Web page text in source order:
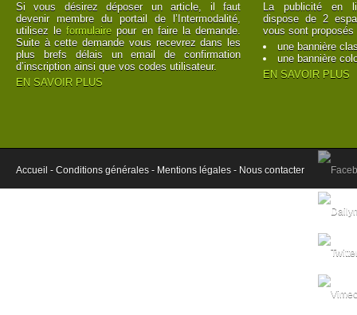
Si vous désirez déposer un article, il faut
devenir membre du portail de l’Intermodalité,
utilisez leformulaire pour en faire la demande.
Suite à cette demande vous recevrez dans les
plus brefs délais un email de confirmation
d’inscription ainsi que vos codes utilisateur.
EN SAVOIR PLUS
La publicité en
dispose de 2
vous sont proposés
une bannière
une bannière
EN SAVOIR PLUS
Accueil - Conditions générales - Mentions légales - Nous contacter